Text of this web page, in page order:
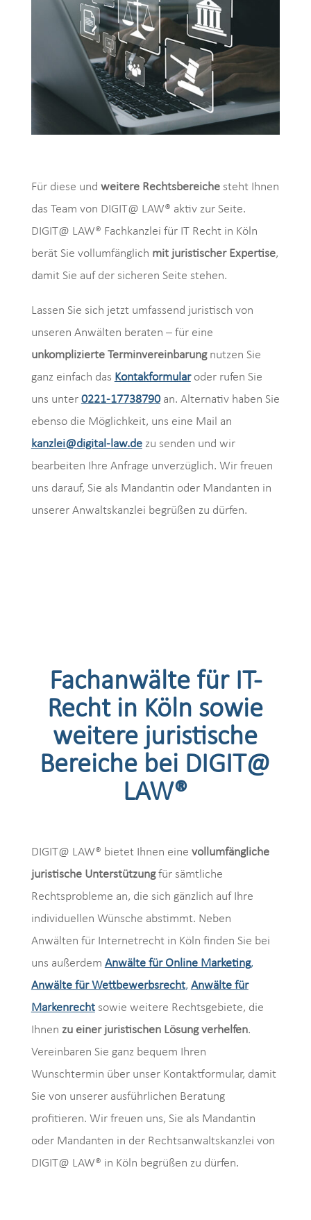
Für diese und weitere Rechtsbereichesteht Ihnen
das Team von DIGIT@ LAW® aktiv zur Seite.
DIGIT@ LAW® Fachkanzlei für IT Recht in Köln
berät Sie vollumfänglich mit juristischer Expertise,
damit Sie auf der sicheren Seite stehen.
Lassen Sie sich jetzt umfassend juristisch von
unseren Anwälten beraten – für eine
unkomplizierte Terminvereinbarungnutzen Sie
ganz einfach das Kontakformularoder rufen Sie
uns unter 0221-17738790an. Alternativ haben Sie
ebenso die Möglichkeit, uns eine Mail an
kanzlei@digital-law.dezu senden und wir
bearbeiten Ihre Anfrage unverzüglich. Wir freuen
uns darauf, Sie als Mandantin oder Mandanten in
unserer Anwaltskanzlei begrüßen zu dürfen.
Fachanwälte für IT-
Recht in Köln sowie
weitere juristische
Bereiche bei DIGIT@
LAW®
DIGIT@ LAW® bietet Ihnen eine vollumfängliche
juristische Unterstützungfür sämtliche
Rechtsprobleme an, die sich gänzlich auf Ihre
individuellen Wünsche abstimmt. Neben
Anwälten für Internetrecht in Köln finden Sie bei
uns außerdem Anwälte für Online Marketing,
Anwälte für Wettbewerbsrecht, Anwälte für
Markenrechtsowie weitere Rechtsgebiete, die
Ihnen zu einer juristischen Lösung verhelfen.
Vereinbaren Sie ganz bequem Ihren
Wunschtermin über unser Kontaktformular, damit
Sie von unserer ausführlichen Beratung
profitieren. Wir freuen uns, Sie als Mandantin
oder Mandanten in der Rechtsanwaltskanzlei von
DIGIT@ LAW® in Köln begrüßen zu dürfen.